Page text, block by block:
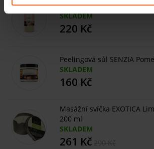
Masážní olej SENZIA Pina
SKLADEM
220 Kč
Peelingová sůl SENZIA
SKLADEM
160 Kč
Masážní svíčka EXOTICA
200 ml
SKLADEM
261 Kč